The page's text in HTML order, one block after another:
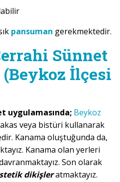
pansuman gerekmektedir.
Sünnet
İlçesi
uygulamasında; Beykoz
veya bistüri kullanarak
Kanama oluştuğunda da,
Kanama olan yerleri
Son olarak
dikişleratmaktayız.